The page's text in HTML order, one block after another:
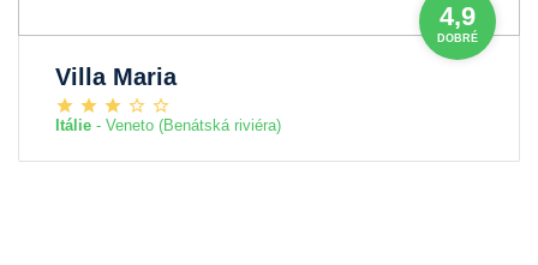
4,9
DOBRÉ
Villa Maria
Itálie - Veneto (Benátská riviéra)